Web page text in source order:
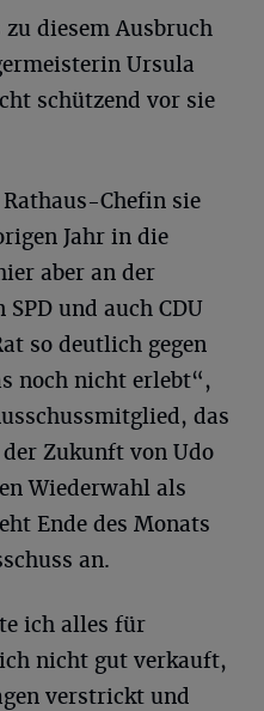
diesem Ausbruch
Ursula
schützend vor sie
Chefin sie
Jahr in die
aber an der
und auch CDU
so deutlich gegen
noch nicht erlebt“,
das
Zukunft von Udo
Wiederwahl als
Ende des Monats
an.
ich alles für
nicht gut verkauft,
verstrickt und